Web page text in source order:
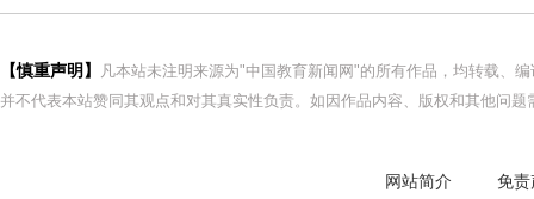
【慎重声明】
凡本站未注明来源为"中国教育新闻网"的所有作品，均转载、
并不代表本站赞同其观点和对其真实性负责。如因作品内容、版权和其他问
网站简介 免责